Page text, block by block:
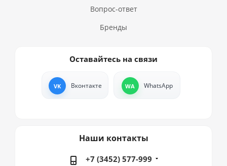
Вопрос-ответ
Бренды
Оставайтесь на связи
Вконтакте WhatsApp
Наши контакты
+7 (3452) 577-999